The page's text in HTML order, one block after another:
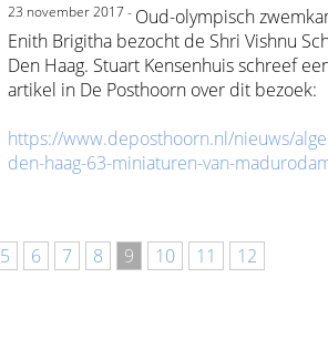
23 november 2017 - Oud-olympisch
Enith Brigitha bezocht de Shri Vishnu
Den Haag. Stuart Kensenhuis schreef
artikel in De Posthoorn over dit bezoek:
https://www.deposthoorn.nl/nieuws/
den-haag-63-miniaturen-van-
5 6 7 8 9 10 11 12